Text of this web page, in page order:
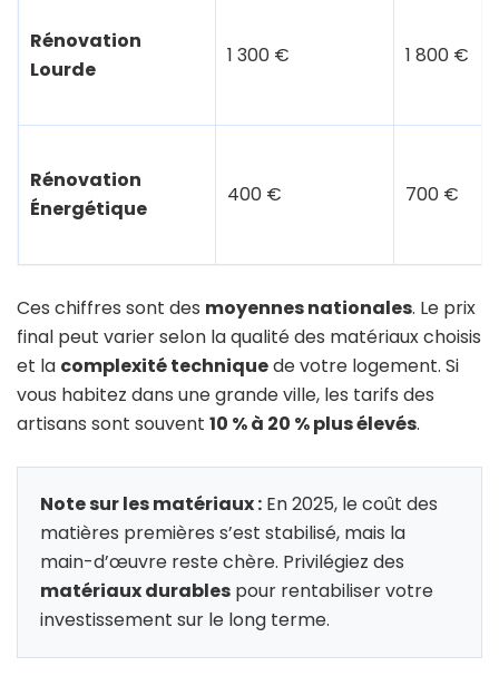
Rénovation
Lourde
1 300 € 1 800 €
Rénovation
Énergétique
400 € 700 €
Ces chiffres sont des moyennes nationales. Le prix
final peut varier selon la qualité des matériaux choisis
et la complexité techniquede votre logement. Si
vous habitez dans une grande ville, les tarifs des
artisans sont souvent 10 % à 20 % plus élevés.
Note sur les matériaux : En 2025, le coût des
matières premières s’est stabilisé, mais la
main-d’œuvre reste chère. Privilégiez des
matériaux durables pour rentabiliser votre
investissement sur le long terme.